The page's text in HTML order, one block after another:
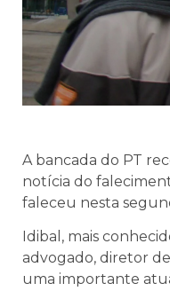
A bancada do PT
notícia do
faleceu nesta
Idibal, mais
advogado, diretor
uma importante